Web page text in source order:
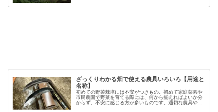
類でも「早生」「中生」「晩生」など...
ざっくりわかる畑で使える農具いろいろ【用途と
名称】
初めての野菜栽培には不安がつきもの。初めて家庭菜園や
市民農園で野菜を育てる際には、何から揃えればよいか分
からず、不安に感じる方が多いものです。適切な農具や資